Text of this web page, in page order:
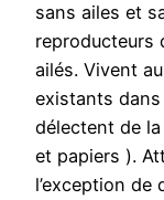
sans ailes et
reproducteurs
ailés. Vivent
existants
délectent de
et papiers ).
l’exception de